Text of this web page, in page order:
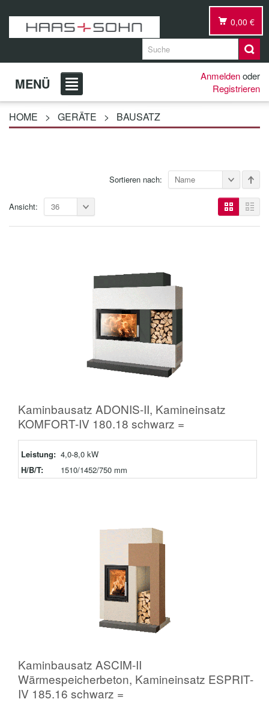
0,00 €
MENÜ Anmeldenoder
Registrieren
HOME > GERÄTE > BAUSATZ
Sortieren nach: Name
Ansicht: 36
Kaminbausatz ADONIS-II, Kamineinsatz
KOMFORT-IV 180.18 schwarz =
Leistung: 4,0-8,0 kW
H/B/T:
1510/1452/750 mm
Kaminbausatz ASCIM-II
Wärmespeicherbeton, Kamineinsatz ESPRIT-
IV 185.16 schwarz =